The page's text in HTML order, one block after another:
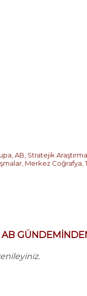
AB Stratejik
Merkez Coğrafya ,